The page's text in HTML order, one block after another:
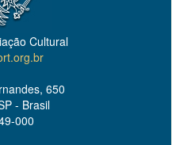
Cultural
650
- Brasil
000